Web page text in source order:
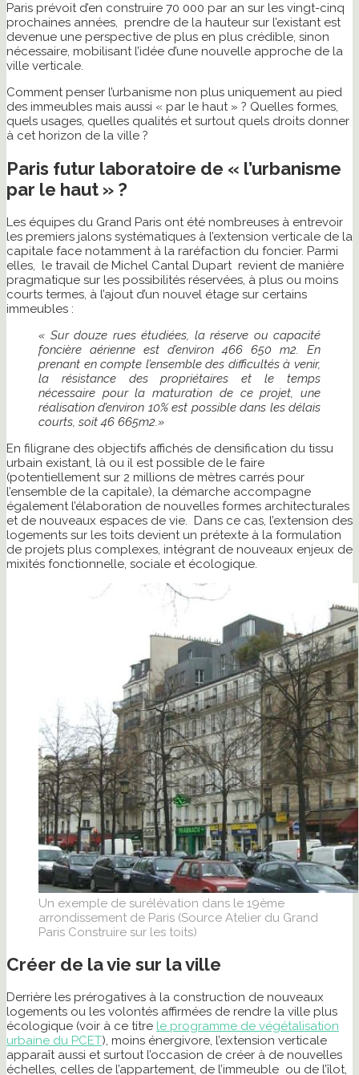
Paris prévoit d’en construire 70 000 par an sur les vingt-cinq
prochaines années, prendre de la hauteur sur l’existant est
devenue une perspective de plus en plus crédible, sinon
nécessaire, mobilisant l’idée d’une nouvelle approche de la
ville verticale.
Comment penser l’urbanisme non plus uniquement au pied
des immeubles mais aussi « par le haut » ? Quelles formes,
quels usages, quelles qualités et surtout quels droits donner
à cet horizon de la ville ?
Paris futur laboratoire de « l’urbanisme
par le haut » ?
Les équipes du Grand Paris ont été nombreuses à entrevoir
les premiers jalons systématiques à l’extension verticale de la
capitale face notamment à la raréfaction du foncier. Parmi
elles, le travail de Michel Cantal Dupart revient de manière
pragmatique sur les possibilités réservées, à plus ou moins
courts termes, à l’ajout d’un nouvel étage sur certains
immeubles :
« Sur douze rues étudiées, la réserve ou capacité
foncière aérienne est d’environ 466 650 m2. En
prenant en compte l’ensemble des difficultés à venir,
la résistance des propriétaires et le temps
nécessaire pour la maturation de ce projet, une
réalisation d’environ 10% est possible dans les délais
courts, soit 46 665m2.»
En filigrane des objectifs affichés de densification du tissu
urbain existant, là ou il est possible de le faire
(potentiellement sur 2 millions de mètres carrés pour
l’ensemble de la capitale), la démarche accompagne
également l’élaboration de nouvelles formes architecturales
et de nouveaux espaces de vie. Dans ce cas, l’extension des
logements sur les toits devient un prétexte à la formulation
de projets plus complexes, intégrant de nouveaux enjeux de
mixités fonctionnelle, sociale et écologique.
Un exemple de surélévation dans le 19ème
arrondissement de Paris (Source Atelier du Grand
Paris Construire sur les toits)
Créer de la vie sur la ville
Derrière les prérogatives à la construction de nouveaux
logements ou les volontés affirmées de rendre la ville plus
écologique (voir à ce titre le programme de végétalisation
urbaine du PCET), moins énergivore, l’extension verticale
apparaît aussi et surtout l’occasion de créer à de nouvelles
échelles, celles de l’appartement, de l’immeuble ou de l’îlot,